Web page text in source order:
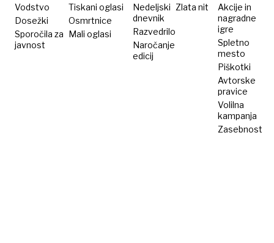
Vodstvo
Dosežki
Sporočila za
javnost
Tiskani oglasi
Osmrtnice
Mali oglasi
Nedeljski
dnevnik
Razvedrilo
Naročanje
edicij
Zlata nit
Akcije in
nagradne
igre
Spletno
mesto
Piškotki
Avtorske
pravice
Volilna
kampanja
Zasebnost